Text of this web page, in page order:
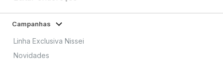
Campanhas
Linha Exclusiva Nissei
Novidades